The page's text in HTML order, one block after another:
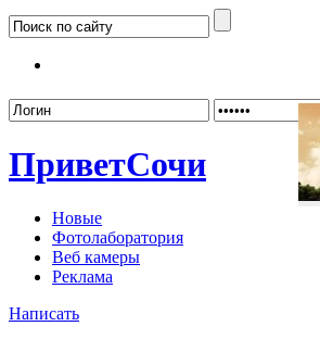
ПриветСочи
Новые
Фотолаборатория
Веб камеры
Реклама
Написать